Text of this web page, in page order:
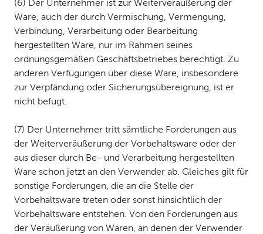
(6) Der Unternehmer ist zur Weiterveräußerung der
Ware, auch der durch Vermischung, Vermengung,
Verbindung, Verarbeitung oder Bearbeitung
hergestellten Ware, nur im Rahmen seines
ordnungsgemäßen Geschäftsbetriebes berechtigt. Zu
anderen Verfügungen über diese Ware, insbesondere
zur Verpfändung oder Sicherungsübereignung, ist er
nicht befugt.
(7) Der Unternehmer tritt sämtliche Forderungen aus
der Weiterveräußerung der Vorbehaltsware oder der
aus dieser durch Be- und Verarbeitung hergestellten
Ware schon jetzt an den Verwender ab. Gleiches gilt für
sonstige Forderungen, die an die Stelle der
Vorbehaltsware treten oder sonst hinsichtlich der
Vorbehaltsware entstehen. Von den Forderungen aus
der Veräußerung von Waren, an denen der Verwender